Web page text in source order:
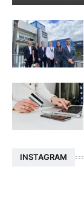
INSTAGRAM